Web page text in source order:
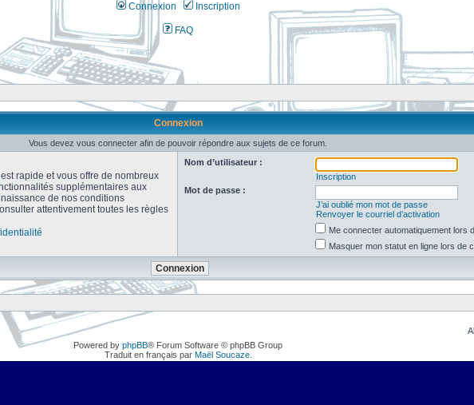
Connexion Inscription
FAQ
Connexion
Vous devez vous connecter afin de pouvoir répondre aux sujets de ce forum.
rapide et vous offre de nombreux
supplémentaires aux
de nos conditions
attentivement toutes les règles
Nom d’utilisateur :
Inscription
Mot de passe :
J’ai oublié mon mot de passe
Renvoyer le courriel d’activation
Me connecter automatiquement lors
Masquer mon statut en ligne lors de
Powered by phpBB® Forum Software © phpBB Group
Traduit en français par Maël Soucaze.